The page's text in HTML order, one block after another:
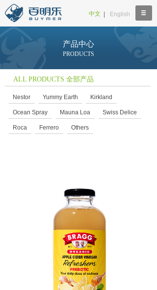
English
中文
产品中心
PRODUCTS
Nestor Yummy Earth Kirkland
Ocean Spray Mauna Loa Swiss Delice
Roca Ferrero Others
ALL PRODUCTS 全部产品